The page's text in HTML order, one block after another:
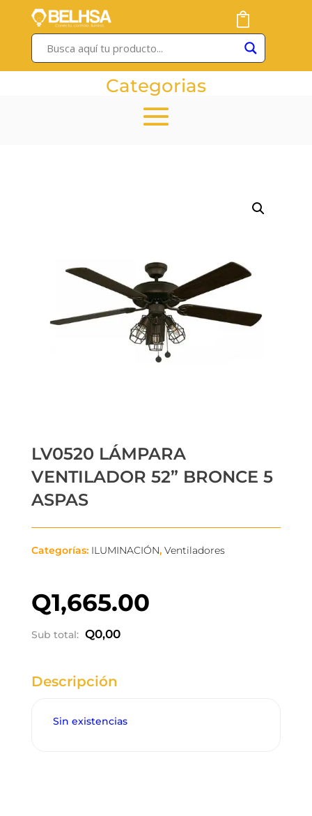
Categorias
LV0520 LÁMPARA
VENTILADOR 52” BRONCE 5
ASPAS
Categorías: ILUMINACIÓN, Ventiladores
Q1,665.00
Sub total: Q0,00
Descripción
Sin existencias